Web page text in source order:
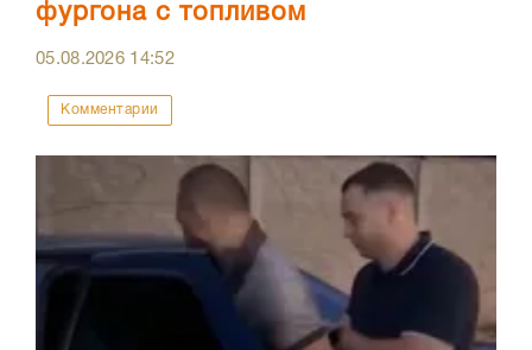
фургона с топливом
05.08.2026 14:52
Комментарии